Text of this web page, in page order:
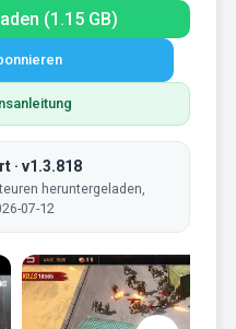
(1.15 GB)
· v1.3.818
heruntergeladen,
07-12